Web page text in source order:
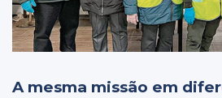
A mesma missão em